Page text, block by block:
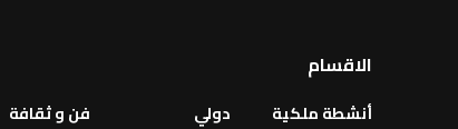
الاقسام
أنشطة ملكية
دولي
فن و ثقافة